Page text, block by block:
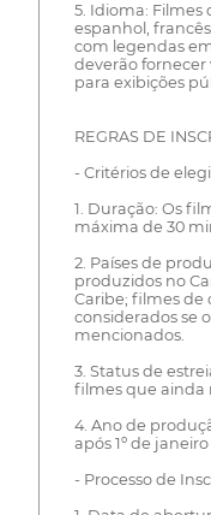
5. Idioma: Filmes
espanhol,
com legendas
deverão fornecer
para exibições
REGRAS DE
- Critérios de
1. Duração: Os
máxima de 30
2. Países de
produzidos no
Caribe; filmes de
considerados se
mencionados.
3. Status de
filmes que ainda
4. Ano de
após 1º de
- Processo de